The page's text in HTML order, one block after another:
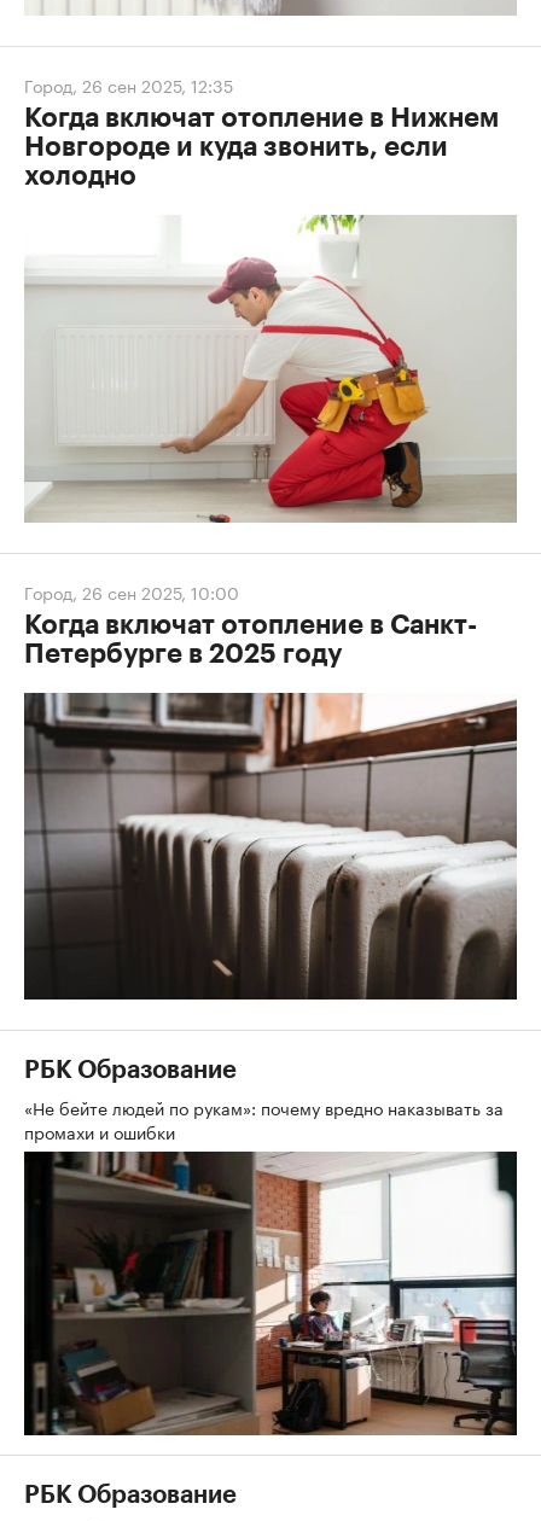
Город, 26 сен 2025, 12:35
Когда включат отопление в Нижнем
Новгороде и куда звонить, если
холодно
Город, 26 сен 2025, 10:00
Когда включат отопление в Санкт-
Петербурге в 2025 году
РБК Образование
«Не бейте людей по рукам»: почему вредно наказывать за
промахи и ошибки
РБК Образование